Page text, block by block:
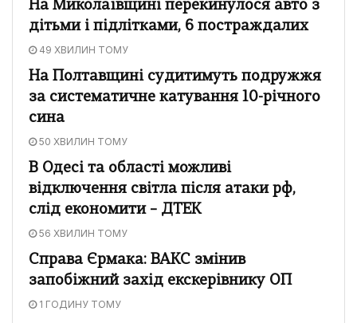
На Миколаївщині перекинулося авто з
дітьми і підлітками, 6 постраждалих
49 ХВИЛИН ТОМУ
На Полтавщині судитимуть подружжя
за систематичне катування 10-річного
сина
50 ХВИЛИН ТОМУ
В Одесі та області можливі
відключення світла після атаки рф,
слід економити – ДТЕК
56 ХВИЛИН ТОМУ
Справа Єрмака: ВАКС змінив
запобіжний захід екскерівнику ОП
1 ГОДИНУ ТОМУ